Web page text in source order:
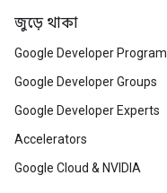
জুড়ে থাকা
Google Developer Program
Google Developer Groups
Google Developer Experts
Accelerators
Google Cloud & NVIDIA